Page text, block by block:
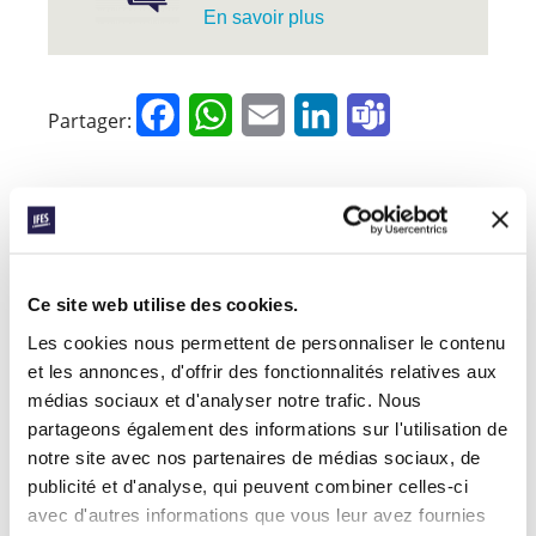
Ce site web utilise des cookies.
Les cookies nous permettent de personnaliser le contenu
et les annonces, d'offrir des fonctionnalités relatives aux
médias sociaux et d'analyser notre trafic. Nous
partageons également des informations sur l'utilisation de
notre site avec nos partenaires de médias sociaux, de
publicité et d'analyse, qui peuvent combiner celles-ci
avec d'autres informations que vous leur avez fournies
En savoir plus
Partager: FacebookWhatsApp
Email LinkedIn
« Histoire précédente
INSCRIVEZ-VOUS À PRAYERLINE
Prénom:
Nom: